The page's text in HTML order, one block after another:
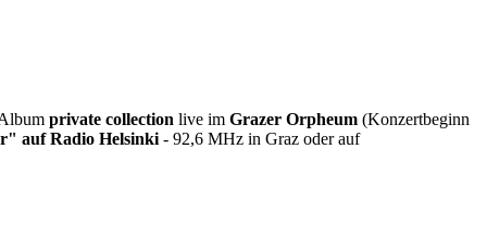
private collection live im Grazer Orpheum (Konzertbeginn
auf Radio Helsinki - 92,6 MHz in Graz oder auf